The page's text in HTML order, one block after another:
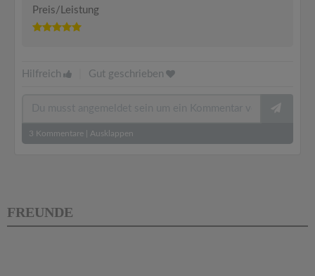
Preis/Leistung
Hilfreich Gut geschrieben
3 Kommentare Ausklappen
FREUNDE